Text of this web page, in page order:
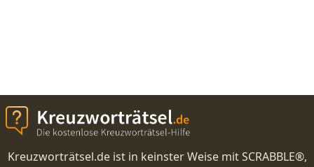
Kreuzworträtsel.de ist in keinster Weise mit SCRABBLE®,